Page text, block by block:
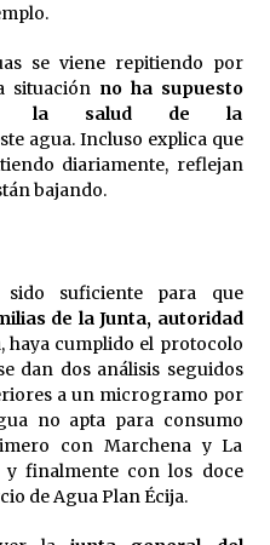
se viene repitiendo por
situación no ha supuesto
la salud de la
agua. Incluso explica que
diariamente, reflejan
bajando.
suficiente para que
de la Junta, autoridad
haya cumplido el protocolo
dan dos análisis seguidos
a un microgramo por
no apta para consumo
con Marchena y La
y finalmente con los doce
de Agua Plan Écija.